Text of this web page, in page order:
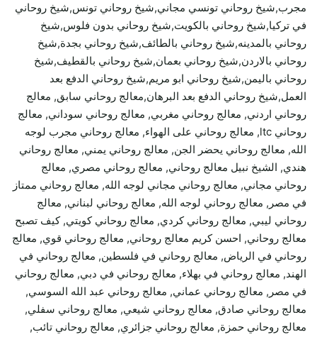
مجرب,شيخ روحاني تونسي مجاني,شيخ روحاني تونس,شيخ روحاني
في تركيا,شيخ روحاني بالكويت,شيخ روحاني بدون فلوس,شيخ
روحاني بالمدينه,شيخ روحاني بالطائف,شيخ روحاني بجدة,شيخ
روحاني بالاردن,شيخ روحاني بعمان,شيخ روحاني بالقطيف,شيخ
روحاني باليمن,شيخ روحاني ابو مريم,شيخ روحاني الدفع بعد
العمل,شيخ روحاني الدفع بعد البرهان,معالج روحاني سابق, معالج
روحاني اردني, معالج روحاني مغربي, معالج روحاني سوداني, معالج
روحاني ltc, معالج روحاني على الهواء, معالج روحاني مجرب لوجه
الله, معالج روحاني يحضر الجن, معالج روحاني يمني, معالج روحاني
هندي, الشيخ نبيل معالج روحاني, معالج روحاني مصري, معالج
روحاني مجاني, معالج روحاني مجاني لوجه الله, معالج روحاني ممتاز
في مصر, معالج روحاني لوجه الله, معالج روحاني لبناني, معالج
روحاني ليبي, معالج روحاني كردي, معالج روحاني كويتي, كيف تصبح
معالج روحاني, احسن كريم معالج روحاني, معالج روحاني قوي, معالج
روحاني في الرياض, معالج روحاني في فلسطين, معالج روحاني في
الهند, معالج روحاني في بهلاء, معالج روحاني في دبي, معالج روحاني
في مصر, معالج روحاني عماني, معالج روحاني عبد الله السوسي,
معالج روحاني صادق, معالج روحاني شيعي, معالج روحاني سفلي,
معالج روحاني حمزة, معالج روحاني جزائري, معالج روحاني تائب,